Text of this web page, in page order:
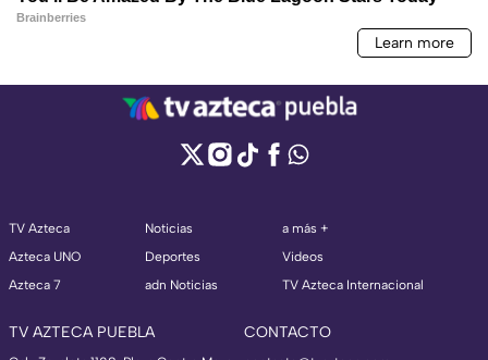
TV Azteca
Azteca UNO
Azteca 7
Noticias
Deportes
adn Noticias
a más +
Videos
TV Azteca Internacional
TV AZTECA PUEBLA CONTACTO